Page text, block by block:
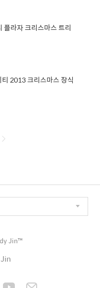
플라자 크리스마스 트리
2013 크리스마스 장식
Jin™